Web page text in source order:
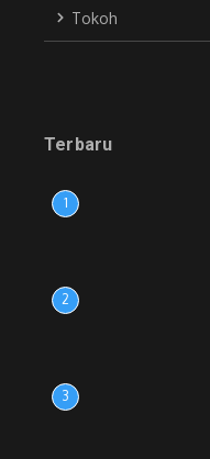
Tokoh
Terbaru
1
2
3